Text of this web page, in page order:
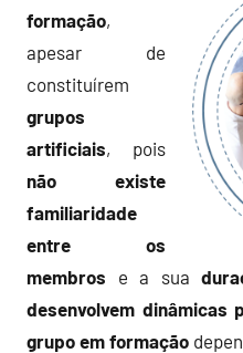
formação,
apesar de
constituírem
grupos
artificiais, pois
não existe
familiaridade
entre os
membros e a sua
desenvolvem dinâmicas
grupo em formação